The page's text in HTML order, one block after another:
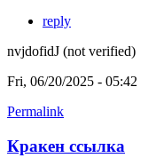
reply
nvjdofidJ (not verified)
Fri, 06/20/2025 - 05:42
Permalink
Кракен ссылка